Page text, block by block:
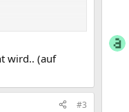
wird.. (auf
#3